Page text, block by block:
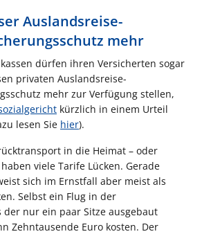
Auslandsreise-
mehr
dürfen ihren Versicherten sogar
privaten Auslandsreise-
mehr zur Verfügung stellen,
kürzlich in einem Urteil
lesen Sie hier).
in die Heimat – oder
viele Tarife Lücken. Gerade
sich im Ernstfall aber meist als
Selbst ein Flug in der
der nur ein paar Sitze ausgebaut
Zehntausende Euro kosten. Der